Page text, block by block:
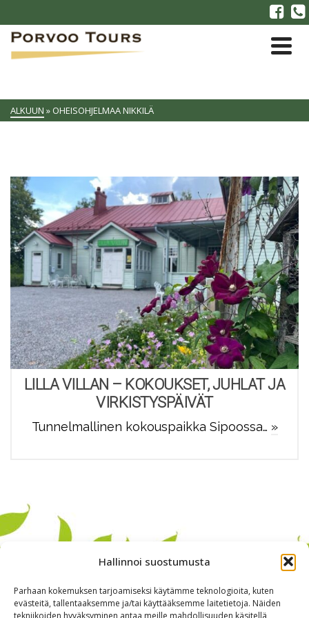
Hallinnoi suostumusta
Parhaan kokemuksen tarjoamiseksi käytämme teknologioita, kuten
evästeitä, tallentaaksemme ja/tai käyttääksemme laitetietoja. Näiden
tekniikoiden hyväksyminen antaa meille mahdollisuuden käsitellä
ALKUUN » OHEISOHJELMAA NIKKILÄ
LILLA VILLAN – KOKOUKSET, JUHLAT JA
VIRKISTYSPÄIVÄT
Tunnelmallinen kokouspaikka Sipoossa… »